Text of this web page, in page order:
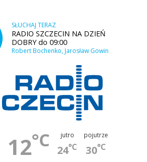
SŁUCHAJ TERAZ
RADIO SZCZECIN NA DZIEŃ
DOBRY do 09:00
Robert Bochenko, Jarosław Gowin
12°C jutro
24°C
pojutrze
30°C